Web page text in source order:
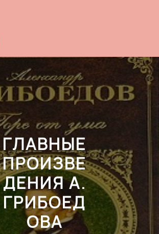
ГЛАВНЫЕ
ПРОИЗВЕ
ДЕНИЯ А.
ГРИБОЕД
ОВА